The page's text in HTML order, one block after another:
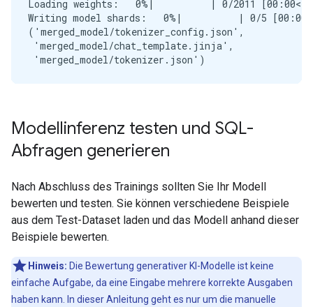
Loading weights:   0%|          | 0/2011
Writing model shards:   0%|          | 0/5
('merged_model/tokenizer_config.json',
'merged_model/chat_template.jinja',
Modellinferenz testen und SQL-
Abfragen generieren
Nach Abschluss des Trainings sollten Sie Ihr Modell
bewerten und testen. Sie können verschiedene Beispiele
aus dem Test-Dataset laden und das Modell anhand dieser
Beispiele bewerten.
Hinweis: Die Bewertung generativer KI-Modelle ist keine
einfache Aufgabe, da eine Eingabe mehrere korrekte Ausgaben
haben kann. In dieser Anleitung geht es nur um die manuelle